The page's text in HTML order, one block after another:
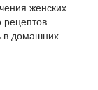
женских
рецептов
в домашних